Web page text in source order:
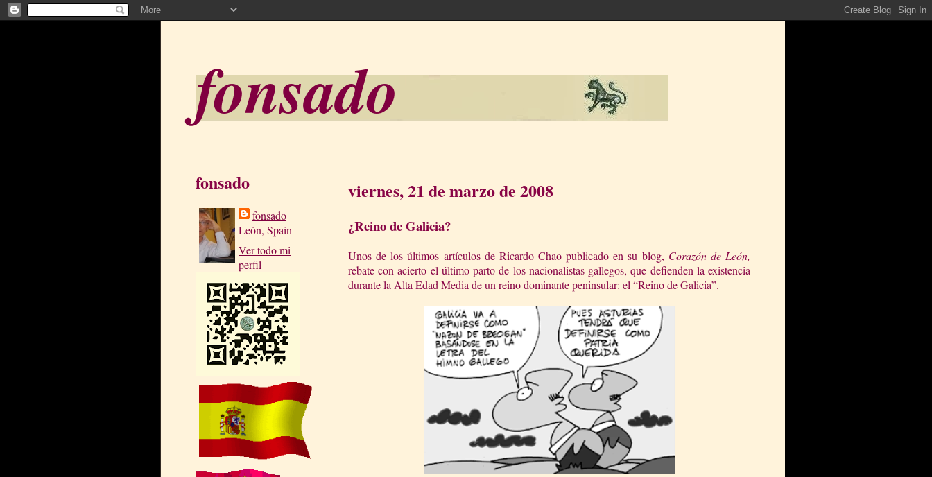
fonsado
fonsado
fonsado
León, Spain
Ver todo mi
perfil
viernes, 21 de marzo de 2008
¿Reino de Galicia?
Unos de los últimos artículos de Ricardo Chao publicado en su blog, Corazón de León,
rebate con acierto el último parto de los nacionalistas gallegos, que defienden la existencia
durantela Alta Edad Media de un reino dominante peninsular: el “Reino de Galicia”.